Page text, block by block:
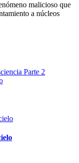
malicioso que
a núcleos
Parte 2